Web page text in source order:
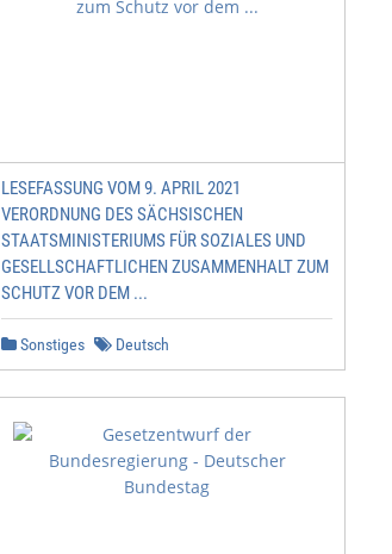
LESEFASSUNG VOM 9. APRIL 2021
VERORDNUNG DES SÄCHSISCHEN
STAATSMINISTERIUMS FÜR SOZIALES UND
GESELLSCHAFTLICHEN ZUSAMMENHALT ZUM
SCHUTZ VOR DEM ...
Sonstiges Deutsch